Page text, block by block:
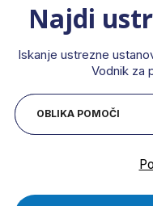
Najdi
Iskanje ustrezne
Vodnik za
OBLIKA POMOČI
CILJNA SKUPINA